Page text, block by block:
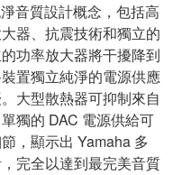
音質設計概念，包括高
器、抗震技術和獨立的
功率放大器將干擾降到
置獨立純淨的電源供應
大型散熱器可抑制來自
獨的 DAC 電源供給可
，顯示出 Yamaha 多
完全以達到最完美音質